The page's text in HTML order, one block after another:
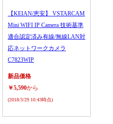
【KEIAN/恵安】 VSTARCAM
Mini WIFI IP Camera 技術基準
適合認定済み有線/無線LAN対
応ネットワークカメラ
C7823WIP
新品価格
￥5,590から
(2018/3/29 10:43時点)